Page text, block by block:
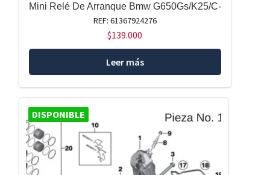
Mini Relé De Arranque Bmw G650Gs/K25/C-
REF: 61367924276
$139.000
Leer más
DISPONIBLE